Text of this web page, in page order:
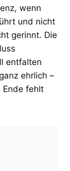
wenn
und nicht
gerinnt. Die
entfalten
ehrlich –
Ende fehlt